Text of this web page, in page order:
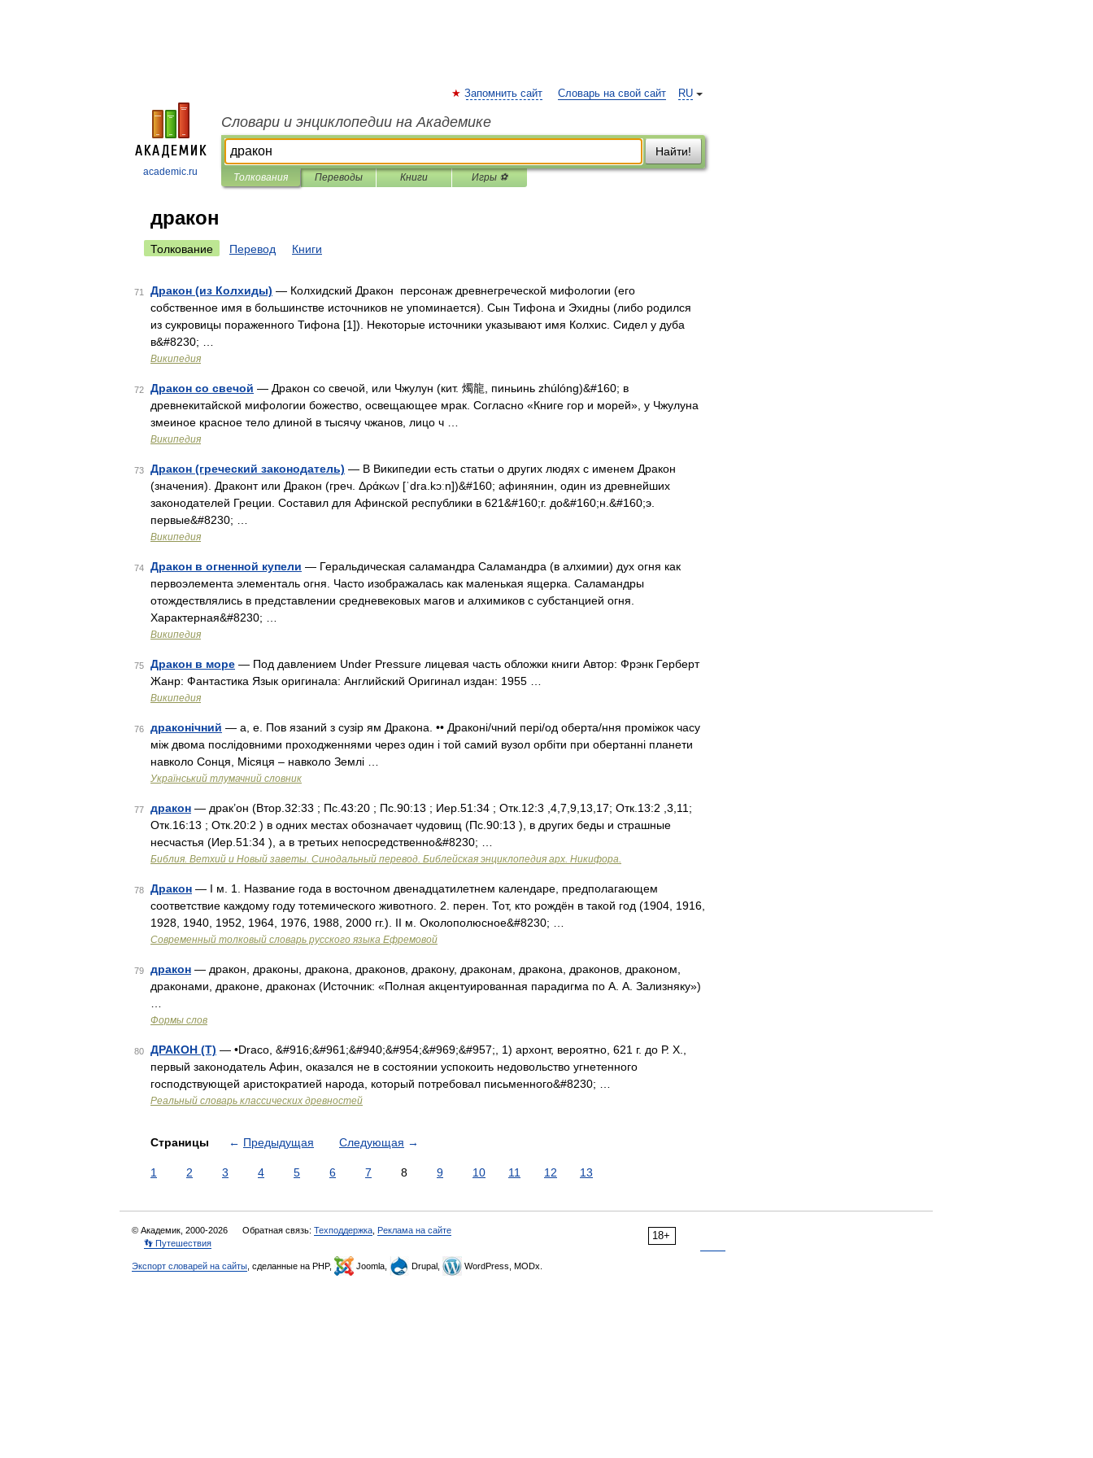
academic.ru
RU
Запомнить сайт Словарь на свой сайт
Словари и энциклопедии на Академике
Найти!
Толкования Переводы Книги Игры ⚽
дракон
Толкование Перевод Книги
71 Дракон (из Колхиды) — Колхидский Дракон персонаж древнегреческой мифологии (его
собственное имя в большинстве источников не упоминается). Сын Тифона и Эхидны (либо родился
из сукровицы пораженного Тифона [1]). Некоторые источники указывают имя Колхис. Сидел у дуба
в&#8230; …
Википедия
72 Дракон со свечой — Дракон со свечой, или Чжулун (кит. 燭龍, пиньинь zhúlóng)&#160; в
древнекитайской мифологии божество, освещающее мрак. Согласно «Книге гор и морей», у Чжулуна
змеиное красное тело длиной в тысячу чжанов, лицо ч …
Википедия
73 Дракон (греческий законодатель) — В Википедии есть статьи о других людях с именем Дракон
(значения). Драконт или Дракон (греч. Δράκων [ˈdra.kɔːn])&#160; афинянин, один из древнейших
законодателей Греции. Составил для Афинской республики в 621&#160;г. до&#160;н.&#160;э.
первые&#8230; …
Википедия
74 Дракон в огненной купели — Геральдическая саламандра Саламандра (в алхимии) дух огня как
первоэлемента элементаль огня. Часто изображалась как маленькая ящерка. Саламандры
отождествлялись в представлении средневековых магов и алхимиков с субстанцией огня.
Характерная&#8230; …
Википедия
75 Дракон в море — Под давлением Under Pressure лицевая часть обложки книги Автор: Фрэнк Герберт
Жанр: Фантастика Язык оригинала: Английский Оригинал издан: 1955 …
Википедия
76 драконічний — а, е. Пов язаний з сузір ям Дракона. •• Драконі/чний пері/од оберта/ння проміжок часу
між двома послідовними проходженнями через один і той самий вузол орбіти при обертанні планети
навколо Сонця, Місяця – навколо Землі …
Український тлумачний словник
77 дракон — драк’он (Втор.32:33 ; Пс.43:20 ; Пс.90:13 ; Иер.51:34 ; Отк.12:3 ,4,7,9,13,17; Отк.13:2 ,3,11;
Отк.16:13 ; Отк.20:2 ) в одних местах обозначает чудовищ (Пс.90:13 ), в других беды и страшные
несчастья (Иер.51:34 ), а в третьих непосредственно&#8230; …
Библия. Ветхий и Новый заветы. Синодальный перевод. Библейская энциклопедия арх. Никифора.
78 Дракон — I м. 1. Название года в восточном двенадцатилетнем календаре, предполагающем
соответствие каждому году тотемического животного. 2. перен. Тот, кто рождён в такой год (1904, 1916,
1928, 1940, 1952, 1964, 1976, 1988, 2000 гг.). II м. Околополюсное&#8230; …
Современный толковый словарь русского языка Ефремовой
79 дракон — дракон, драконы, дракона, драконов, дракону, драконам, дракона, драконов, драконом,
драконами, драконе, драконах (Источник: «Полная акцентуированная парадигма по А. А. Зализняку»)
Формы слов
80 ДРАКОН (Т) — •Draco, &#916;&#961;&#940;&#954;&#969;&#957;, 1) архонт, вероятно, 621 г. до Р. X.,
первый законодатель Афин, оказался не в состоянии успокоить недовольство угнетенного
господствующей аристократией народа, который потребовал письменного&#8230; …
Реальный словарь классических древностей
Страницы ← Предыдущая Следующая →
1 2 3 4 5 6 7 8 9 10 11 12 13
18+
© Академик, 2000-2026 Обратная связь: Техподдержка Реклама на сайте
👣 Путешествия
Экспорт словарей на сайты , сделанные на PHP, Joomla, Drupal, WordPress, MODx.